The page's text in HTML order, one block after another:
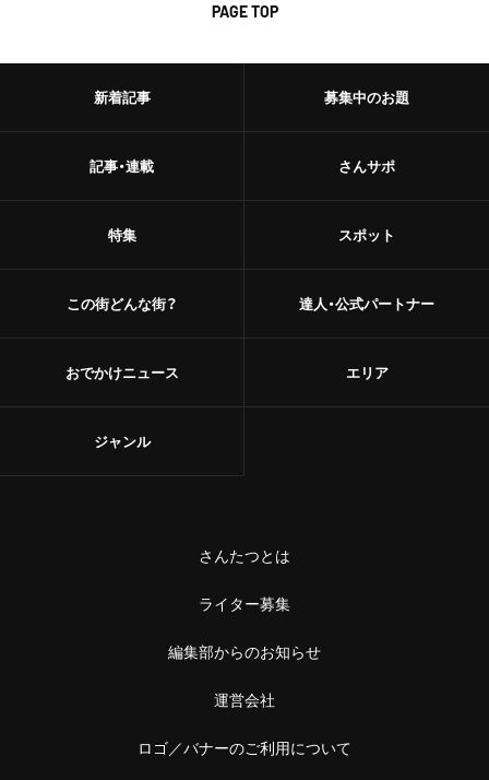
PAGE TOP
新着記事
記事・連載
特集
この街どんな街？
おでかけニュース
募集中のお題
さんサポ
スポット
達人・公式パートナー
エリア
ジャンル
さんたつとは
ライター募集
編集部からのお知らせ
運営会社
ロゴ／バナーのご利用について